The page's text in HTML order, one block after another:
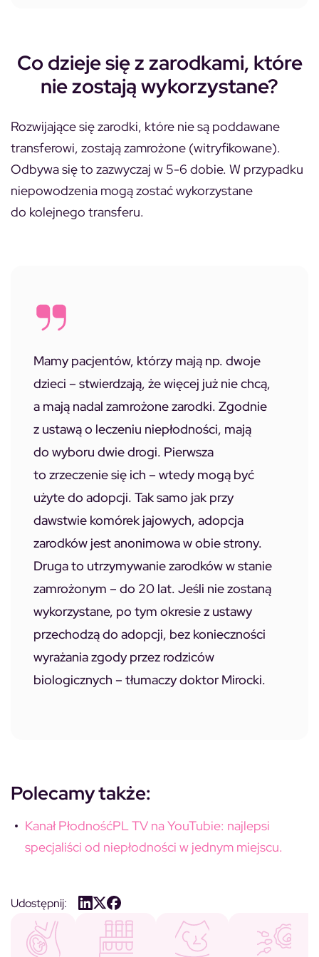
Co dzieje się z zarodkami, które
nie zostają wykorzystane?
Rozwijające się zarodki, które nie są poddawane
transferowi, zostają zamrożone (witryfikowane).
Odbywa się to zazwyczaj w 5-6 dobie. W przypadku
niepowodzenia mogą zostać wykorzystane
do kolejnego transferu.
Mamy pacjentów, którzy mają np. dwoje
dzieci – stwierdzają, że więcej już nie chcą,
a mają nadal zamrożone zarodki. Zgodnie
z ustawą o leczeniu niepłodności, mają
do wyboru dwie drogi. Pierwsza
to zrzeczenie się ich – wtedy mogą być
użyte do adopcji. Tak samo jak przy
dawstwie komórek jajowych, adopcja
zarodków jest anonimowa w obie strony.
Druga to utrzymywanie zarodków w stanie
zamrożonym – do 20 lat. Jeśli nie zostaną
wykorzystane, po tym okresie z ustawy
przechodzą do adopcji, bez konieczności
wyrażania zgody przez rodziców
biologicznych – tłumaczy doktor Mirocki.
Polecamy także:
Kanał PłodnośćPL TV na YouTubie: najlepsi
specjaliści od niepłodności w jednym miejscu.
Udostępnij: